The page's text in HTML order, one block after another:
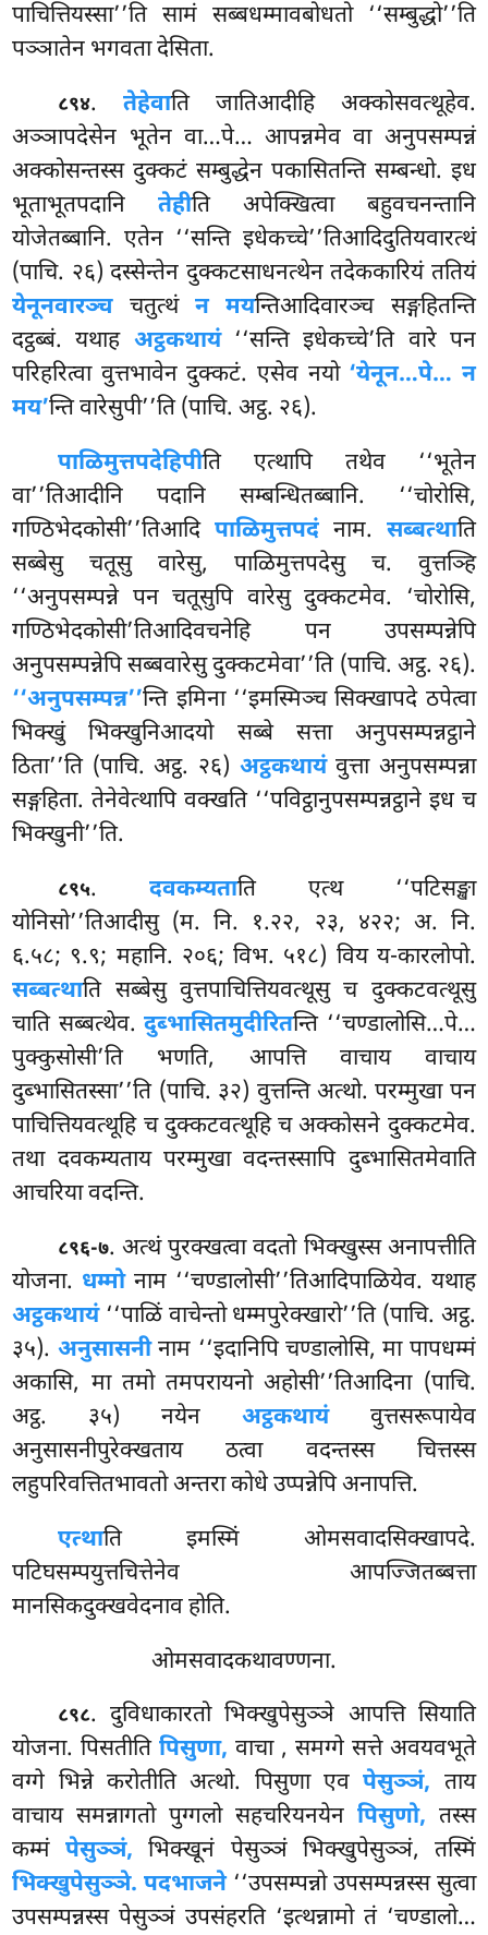
पाचित्तियस्सा’’ति सामं सब्बधम्मावबोधतो ‘‘सम्बुद्धो’’ति
पञ्ञातेन भगवता देसिता.
८९४. तेहेवाति जातिआदीहि अक्कोसवत्थूहेव.
अञ्ञापदेसेन भूतेन वा…पे… आपन्नमेव वा अनुपसम्पन्नं
अक्कोसन्तस्स दुक्कटं सम्बुद्धेन पकासितन्ति सम्बन्धो. इध
भूताभूतपदानितेहीति अपेक्खित्वा बहुवचनन्तानि
योजेतब्बानि. एतेन ‘‘सन्ति इधेकच्चे’’तिआदिदुतियवारत्थं
(पाचि. २६) दस्सेन्तेन दुक्कटसाधनत्थेन तदेककारियं ततियं
येनूनवारञ्चचतुत्थं न मयन्तिआदिवारञ्च सङ्गहितन्ति
दट्ठब्बं. यथाह अट्ठकथायं‘‘सन्ति इधेकच्चे’ति वारे पन
परिहरित्वा वुत्तभावेन दुक्कटं. एसेव नयो ‘येनून…पे… न
मय’न्ति वारेसुपी’’ति (पाचि. अट्ठ. २६).
पाळिमुत्तपदेहिपीति एत्थापि तथेव ‘‘भूतेन
वा’’तिआदीनि पदानि सम्बन्धितब्बानि. ‘‘चोरोसि,
गण्ठिभेदकोसी’’तिआदिपाळिमुत्तपदं नाम. सब्बत्थाति
सब्बेसु चतूसु वारेसु, पाळिमुत्तपदेसु च. वुत्तञ्हि
‘‘अनुपसम्पन्ने पन चतूसुपि वारेसु दुक्कटमेव. ‘चोरोसि,
गण्ठिभेदकोसी’तिआदिवचनेहि पन उपसम्पन्नेपि
अनुपसम्पन्नेपि सब्बवारेसु दुक्कटमेवा’’ति (पाचि. अट्ठ. २६).
‘‘अनुपसम्पन्न’’न्ति इमिना ‘‘इमस्मिञ्च सिक्खापदे ठपेत्वा
भिक्खुं भिक्खुनिआदयो सब्बे सत्ता अनुपसम्पन्नट्ठाने
ठिता’’ति (पाचि. अट्ठ. २६) अट्ठकथायंवुत्ता अनुपसम्पन्ना
सङ्गहिता. तेनेवेत्थापि वक्खति ‘‘पविट्ठानुपसम्पन्नट्ठाने इध च
भिक्खुनी’’ति.
८९५. दवकम्यताति एत्थ ‘‘पटिसङ्खा
योनिसो’’तिआदीसु (म. नि. १.२२, २३, ४२२; अ. नि.
६.५८; ९.९; महानि. २०६; विभ. ५१८) विय य-कारलोपो.
सब्बत्थाति सब्बेसु वुत्तपाचित्तियवत्थूसु च दुक्कटवत्थूसु
चाति सब्बत्थेव.दुब्भासितमुदीरितन्ति ‘‘चण्डालोसि…पे…
पुक्कुसोसी’ति भणति, आपत्ति वाचाय वाचाय
दुब्भासितस्सा’’ति (पाचि. ३२) वुत्तन्ति अत्थो. परम्मुखा पन
पाचित्तियवत्थूहि च दुक्कटवत्थूहि च अक्कोसने दुक्कटमेव.
तथा दवकम्यताय परम्मुखा वदन्तस्सापि दुब्भासितमेवाति
आचरिया वदन्ति.
८९६-७. अत्थं पुरक्खत्वा वदतो भिक्खुस्स अनापत्तीति
योजना. धम्मोनाम ‘‘चण्डालोसी’’तिआदिपाळियेव. यथाह
अट्ठकथायं‘‘पाळिं वाचेन्तो धम्मपुरेक्खारो’’ति (पाचि. अट्ठ.
३५). अनुसासनीनाम ‘‘इदानिपि चण्डालोसि, मा पापधम्मं
अकासि, मा तमो तमपरायनो अहोसी’’तिआदिना (पाचि.
अट्ठ. ३५) नयेन अट्ठकथायंवुत्तसरूपायेव
अनुसासनीपुरेक्खताय ठत्वा वदन्तस्स चित्तस्स
लहुपरिवत्तितभावतो अन्तरा कोधे उप्पन्नेपि अनापत्ति.
एत्थाति इमस्मिं ओमसवादसिक्खापदे.
पटिघसम्पयुत्तचित्तेनेव आपज्जितब्बत्ता
मानसिकदुक्खवेदनाव होति.
ओमसवादकथावण्णना.
८९८. दुविधाकारतो भिक्खुपेसुञ्ञे आपत्ति सियाति
योजना. पिसतीतिपिसुणा, वाचा , समग्गे सत्ते अवयवभूते
वग्गे भिन्ने करोतीति अत्थो. पिसुणा एवपेसुञ्ञं, ताय
वाचाय समन्नागतो पुग्गलो सहचरियनयेन पिसुणो, तस्स
कम्मंपेसुञ्ञं, भिक्खूनं पेसुञ्ञं भिक्खुपेसुञ्ञं, तस्मिं
भिक्खुपेसुञ्ञे. पदभाजने‘‘उपसम्पन्नो उपसम्पन्नस्स सुत्वा
उपसम्पन्नस्स पेसुञ्ञं उपसंहरति ‘इत्थन्नामो तं ‘चण्डालो…